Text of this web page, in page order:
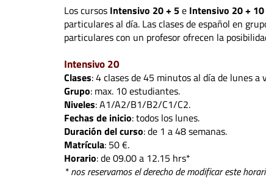
Los cursos Intensivo 20 + 5e Intensivo 20 + 10
particulares al día. Las clases de español en
particulares con un profesor ofrecen la
Intensivo 20
Clases: 4 clases de 45 minutos al día de lunes a
Grupo: max. 10 estudiantes.
Niveles: A1/A2/B1/B2/C1/C2.
Fechas de inicio: todos los lunes.
Duración del curso: de 1 a 48 semanas.
Matrícula: 50 €.
Horario: de 09.00 a 12.15 hrs*
* nos reservamos el derecho de modificar este